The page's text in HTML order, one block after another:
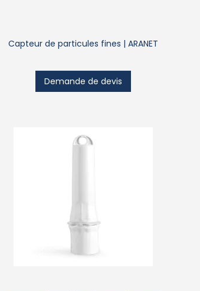
Capteur de particules fines | ARANET
Demande de devis